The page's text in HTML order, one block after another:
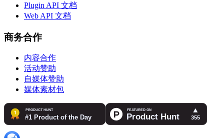
Plugin API 文档
Web API 文档
商务合作
内容合作
活动赞助
自媒体赞助
媒体素材包